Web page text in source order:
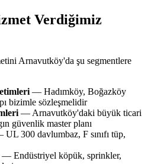
Verdiğimiz
Arnavutköy'da şu segmentlere
— Hadımköy, Boğazköy
bizimle sözleşmelidir
— Arnavutköy'daki büyük ticari
güvenlik master planı
300 davlumbaz, F sınıfı tüp,
— Endüstriyel köpük, sprinkler,